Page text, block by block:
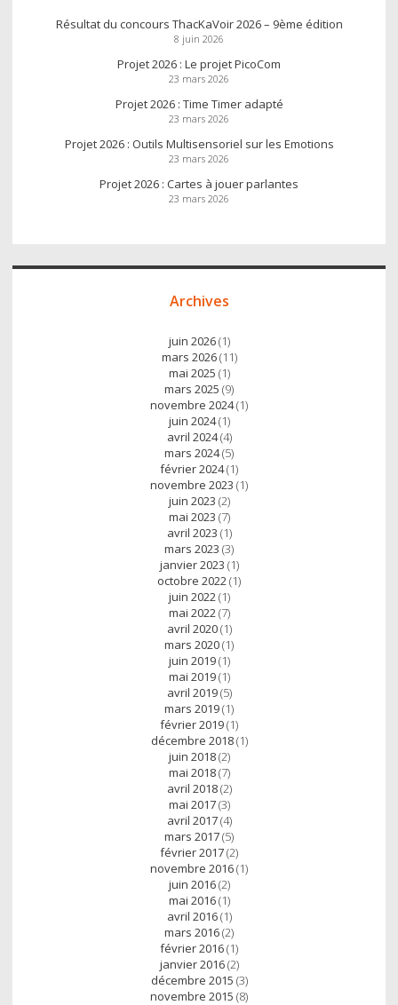
Résultat du concours ThacKaVoir 2026 – 9ème édition
8 juin 2026
Projet 2026 : Le projet PicoCom
23 mars 2026
Projet 2026 : Time Timer adapté
23 mars 2026
Projet 2026 : Outils Multisensoriel sur les Emotions
23 mars 2026
Projet 2026 : Cartes à jouer parlantes
23 mars 2026
Archives
juin 2026(1)
mars 2026(11)
mai 2025 (1)
mars 2025 (9)
novembre 2024(1)
juin 2024(1)
avril 2024(4)
mars 2024(5)
février 2024(1)
novembre 2023 (1)
juin 2023 (2)
mai 2023 (7)
avril 2023 (1)
mars 2023 (3)
janvier 2023 (1)
octobre 2022(1)
juin 2022(1)
mai 2022(7)
avril 2020(1)
mars 2020(1)
juin 2019(1)
mai 2019(1)
avril 2019(5)
mars 2019(1)
février 2019(1)
décembre 2018(1)
juin 2018(2)
mai 2018(7)
avril 2018(2)
mai 2017(3)
avril 2017(4)
mars 2017(5)
février 2017(2)
novembre 2016(1)
juin 2016(2)
mai 2016(1)
avril 2016(1)
mars 2016(2)
février 2016(1)
janvier 2016(2)
décembre 2015 (3)
novembre 2015 (8)